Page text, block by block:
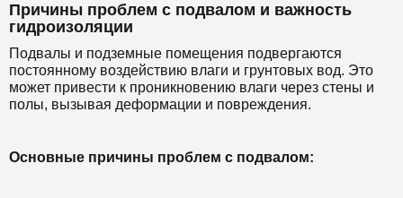
Причины проблем с подвалом и важность
гидроизоляции
Подвалы и подземные помещения подвергаются
постоянному воздействию влаги и грунтовых вод. Это
может привести к проникновению влаги через стены и
полы, вызывая деформации и повреждения.
Основные причины проблем с подвалом: